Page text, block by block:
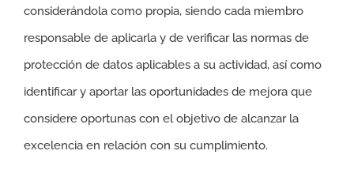
considerándola como propia, siendo cada miembro
responsable de aplicarla y de verificar las normas de
protección de datos aplicables a su actividad, así como
identificar y aportar las oportunidades de mejora que
considere oportunas con el objetivo de alcanzar la
excelencia en relación con su cumplimiento.